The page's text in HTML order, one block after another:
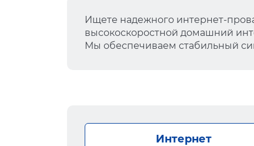
Ищете надежного интернет-
высокоскоростной домашний
Мы обеспечиваем стабильный
Интернет